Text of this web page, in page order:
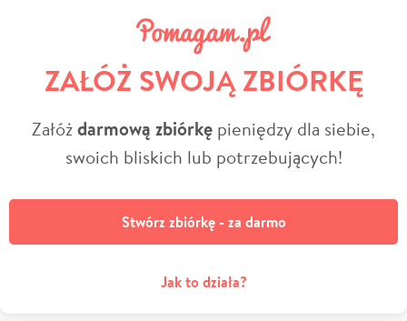
ZAŁÓŻ SWOJĄ ZBIÓRKĘ
Załóżdarmową zbiórkę pieniędzy dla siebie,
swoich bliskich lub potrzebujących!
Stwórz zbiórkę - za darmo
Jak to działa?